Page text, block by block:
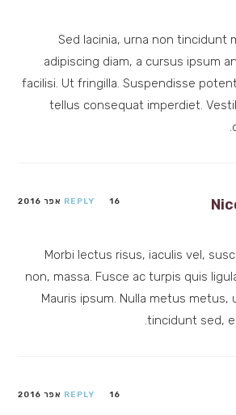
Sed lacinia, urna non tincidunt
adipiscing diam, a cursus ipsum
facilisi. Ut fringilla. Suspendisse
tellus consequat imperdiet.
REPLY 16 אפר 2016
Morbi lectus risus, iaculis vel,
non, massa. Fusce ac turpis quis
Mauris ipsum. Nulla metus metus,
tincidunt sed,
REPLY 16 אפר 2016